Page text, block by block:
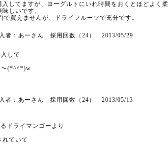
入してますが、ヨーグルトにいれ時間をおくとほ どよく柔
しいです。
で買えませんが、ドライフルーツで充分です。
者：あーさん 採用回数（24） 2013/05/29
して
～(*^^*)w
者：あーさん 採用回数（24） 2013/05/13
ドライマンゴーより
れていて